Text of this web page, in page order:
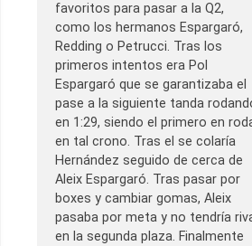
favoritos para pasar a la Q2,
como los hermanos Espargaró,
Redding o Petrucci. Tras los
primeros intentos era Pol
Espargaró que se garantizaba el
pase a la siguiente tanda
en 1:29, siendo el primero en
en tal crono. Tras el se colaría
Hernández seguido de cerca de
Aleix Espargaró. Tras pasar por
boxes y cambiar gomas, Aleix
pasaba por meta y no tendría
en la segunda plaza. Finalmente